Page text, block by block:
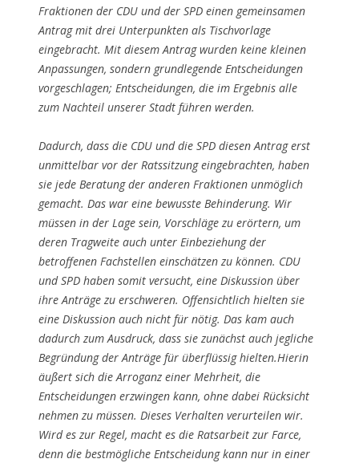
Fraktionen der CDU und der SPD einen gemeinsamen
Antrag mit drei Unterpunkten als Tischvorlage
eingebracht. Mit diesem Antrag wurden keine kleinen
Anpassungen, sondern grundlegende Entscheidungen
vorgeschlagen; Entscheidungen, die im Ergebnis alle
zum Nachteil unserer Stadt führen werden.
Dadurch, dass die CDU und die SPD diesen Antrag erst
unmittelbar vor der Ratssitzung eingebrachten, haben
sie jede Beratung der anderen Fraktionen unmöglich
gemacht. Das war eine bewusste Behinderung. Wir
müssen in der Lage sein, Vorschläge zu erörtern, um
deren Tragweite auch unter Einbeziehung der
betroffenen Fachstellen einschätzen zu können. CDU
und SPD haben somit versucht, eine Diskussion über
ihre Anträge zu erschweren. Offensichtlich hielten sie
eine Diskussion auch nicht für nötig. Das kam auch
dadurch zum Ausdruck, dass sie zunächst auch jegliche
Begründung der Anträge für überflüssig hielten.Hierin
äußert sich die Arroganz einer Mehrheit, die
Entscheidungen erzwingen kann, ohne dabei Rücksicht
nehmen zu müssen. Dieses Verhalten verurteilen wir.
Wird es zur Regel, macht es die Ratsarbeit zur Farce,
denn die bestmögliche Entscheidung kann nur in einer